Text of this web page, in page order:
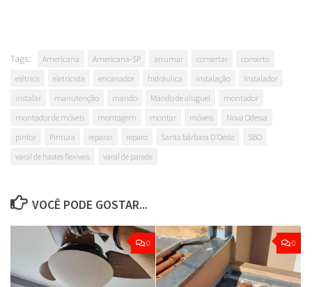
Tags: Americana Americana-SP arrumar consertar
conserto
elétrica
eletricista encanador hidráulica instalação
Instalador
instalar
manutenção marido Marido de aluguel
montador
montador de móveis
montagem montar móveis
Nova Odessa
pintor
Pintura reparar reparo Santa bárbara D'Oeste
SBO
varal de hastes flexiveis
varal de parede
VOCÊ PODE GOSTAR...
0 0